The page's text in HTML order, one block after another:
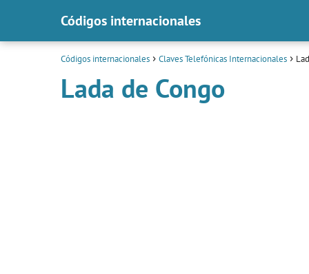
Códigos internacionales
Códigos internacionales Claves Telefónicas Internacionales
Lada de Congo